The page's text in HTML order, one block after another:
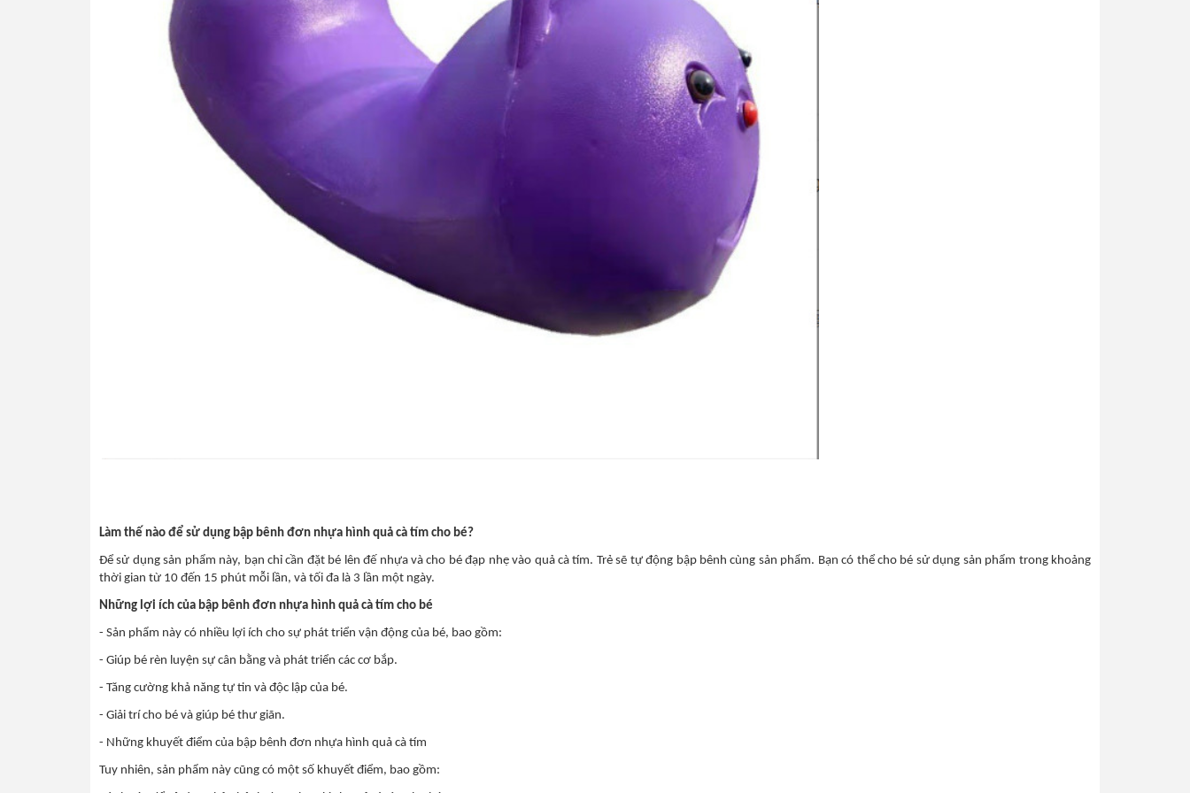
Làm thế nào để sử dụng bập bênh đơn nhựa hình quả cà tím cho bé?
Để sử dụng sản phẩm này, bạn chỉ cần đặt bé lên đế nhựa và cho bé đạp nhẹ vào quả cà tím. Trẻ sẽ tự động bập bênh cùng sản phẩm. Bạn có thể cho bé sử dụng sản phẩm trong khoảng
thời gian từ 10 đến 15 phút mỗi lần, và tối đa là 3 lần một ngày.
Những lợi ích của bập bênh đơn nhựa hình quả cà tím cho bé
- Sản phẩm này có nhiều lợi ích cho sự phát triển vận động của bé, bao gồm:
- Giúp bé rèn luyện sự cân bằng và phát triển các cơ bắp.
- Tăng cường khả năng tự tin và độc lập của bé.
- Giải trí cho bé và giúp bé thư giãn.
- Những khuyết điểm của bập bênh đơn nhựa hình quả cà tím
Tuy nhiên, sản phẩm này cũng có một số khuyết điểm, bao gồm: